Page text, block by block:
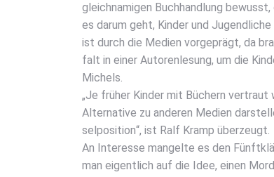
gleich­na­mi­gen Buch­hand­lung
es dar­um geht, Kin­der und
ist durch die Medi­en vor­ge­prägt, da
falt in einer Autoren­le­sung, um die
Michels.
„Je frü­her Kin­der mit Büchern
Alter­na­ti­ve zu ande­ren Medi­en
sel­po­si­ti­on“, ist Ralf Kramp über­zeugt.
An Inter­es­se man­gel­te es den
man eigent­lich auf die Idee, einen